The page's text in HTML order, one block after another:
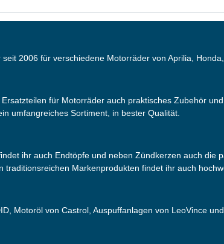
2006 für verschiedene Motorräder von Aprilia,
für Motorräder auch praktisches Zubehör
umfangreiches Sortiment, in bester Qualität.
ihr auch Endtöpfe und neben Zündkerzen auch
traditionsreichen Markenprodukten findet ihr auch
Motoröl von Castrol, Auspuffanlagen von LeoVince